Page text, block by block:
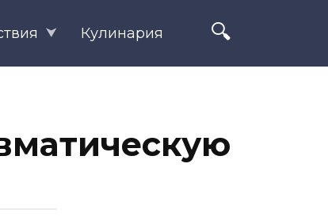
Кулинария